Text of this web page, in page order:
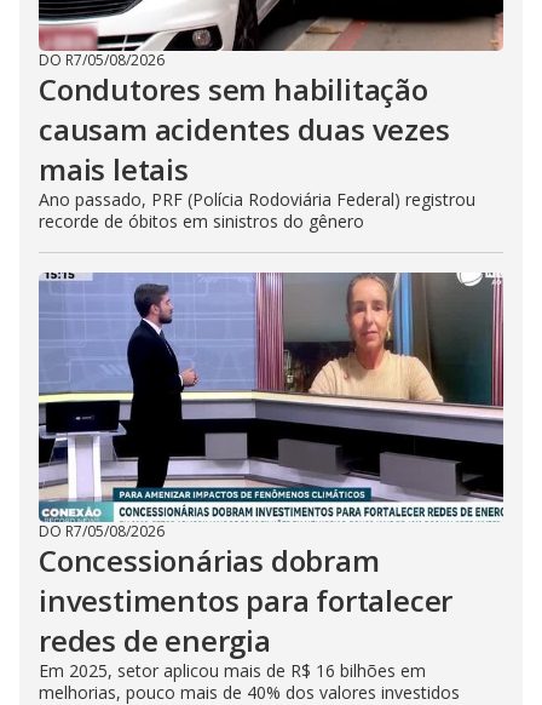
DO R7/05/08/2026
Condutores sem habilitação
causam acidentes duas vezes
mais letais
Ano passado, PRF (Polícia Rodoviária Federal) registrou
recorde de óbitos em sinistros do gênero
DO R7/05/08/2026
Concessionárias dobram
investimentos para fortalecer
redes de energia
Em 2025, setor aplicou mais de R$ 16 bilhões em
melhorias, pouco mais de 40% dos valores investidos